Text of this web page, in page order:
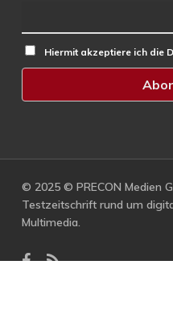
Hiermit akzeptiere ich die
© 2025 © PRECON Medien
Testzeitschrift rund um
Multimedia.
facebook
RSS